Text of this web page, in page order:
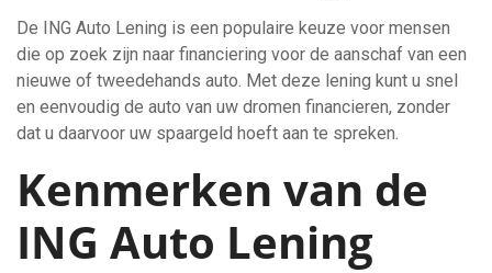
De ING Auto Lening is een populaire keuze voor mensen
die op zoek zijn naar financiering voor de aanschaf van een
nieuwe of tweedehands auto. Met deze lening kunt u snel
en eenvoudig de auto van uw dromen financieren, zonder
dat u daarvoor uw spaargeld hoeft aan te spreken.
Kenmerken van de
ING Auto Lening